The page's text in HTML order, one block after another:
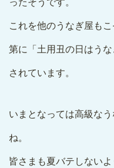
ったそうです。
これを他のうなぎ屋も
第に「土用丑の日はう
されています。
いまとなっては高級な
ね。
皆さまも夏バテしない